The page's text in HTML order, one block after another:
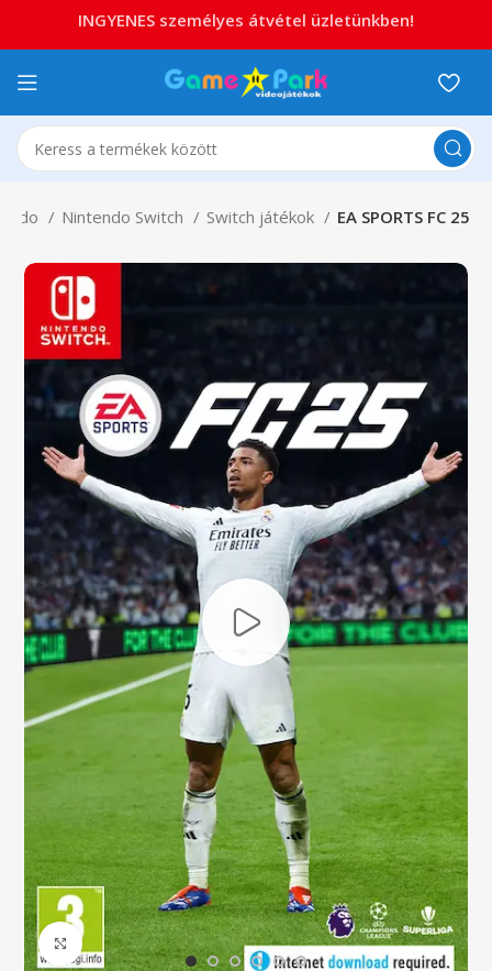
Nintendo Switch Switch játékok EA SPORTS FC 25
Click to enlarge
INGYENES személyes átvétel üzletünkben!